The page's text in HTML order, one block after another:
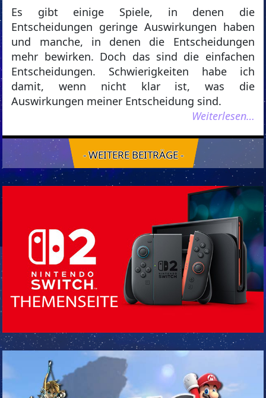
Es gibt einige Spiele, in denen die
Entscheidungen geringe Auswirkungen haben
und manche, in denen die Entscheidungen
mehr bewirken. Doch das sind die einfachen
Entscheidungen. Schwierigkeiten habe ich
damit, wenn nicht klar ist, was die
Auswirkungen meiner Entscheidung sind.
Weiterlesen…
- WEITERE BEITRÄGE -